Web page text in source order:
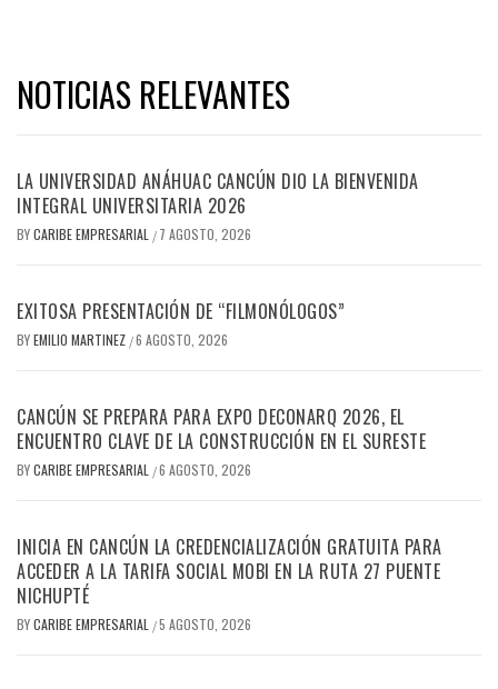
NOTICIAS RELEVANTES
LA UNIVERSIDAD ANÁHUAC CANCÚN DIO LA BIENVENIDA
INTEGRAL UNIVERSITARIA 2026
BYCARIBE EMPRESARIAL / 7 AGOSTO, 2026
EXITOSA PRESENTACIÓN DE “FILMONÓLOGOS”
BYEMILIO MARTINEZ /6 AGOSTO, 2026
CANCÚN SE PREPARA PARA EXPO DECONARQ 2026, EL
ENCUENTRO CLAVE DE LA CONSTRUCCIÓN EN EL SURESTE
BYCARIBE EMPRESARIAL /6 AGOSTO, 2026
INICIA EN CANCÚN LA CREDENCIALIZACIÓN GRATUITA PARA
ACCEDER A LA TARIFA SOCIAL MOBI EN LA RUTA 27 PUENTE
NICHUPTÉ
BYCARIBE EMPRESARIAL /5 AGOSTO, 2026